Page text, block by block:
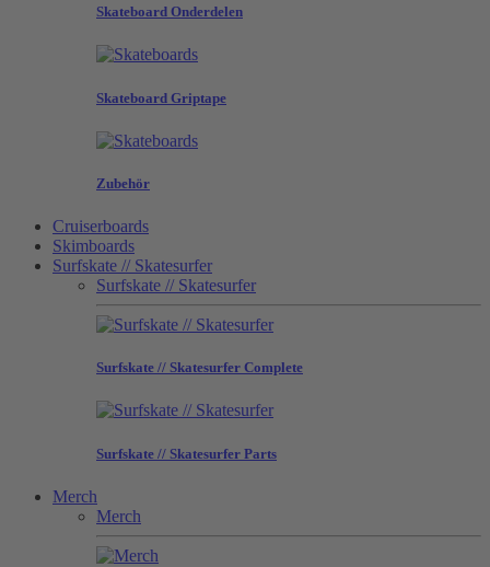
Skateboard Onderdelen
Skateboard Griptape
Zubehör
Cruiserboards
Skimboards
Surfskate // Skatesurfer
Surfskate // Skatesurfer
Surfskate // Skatesurfer Complete
Surfskate // Skatesurfer Parts
Merch
Merch